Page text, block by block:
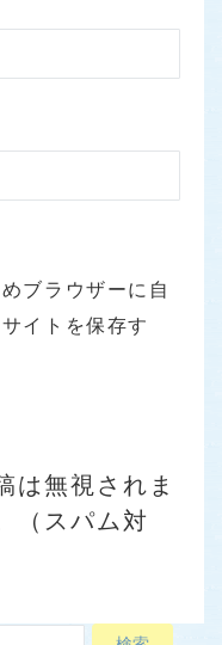
ブラウザーに自
イトを保存す
は無視されま
（スパム対